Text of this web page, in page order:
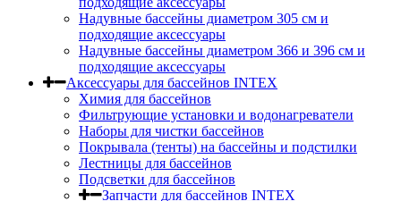
Надувные бассейны диаметром 305 см и
подходящие аксессуары
Надувные бассейны диаметром 366 и 396 см и
подходящие аксессуары
Аксессуары для бассейнов INTEX
Химия для бассейнов
Фильтрующие установки и водонагреватели
Наборы для чистки бассейнов
Покрывала (тенты) на бассейны и подстилки
Лестницы для бассейнов
Подсветки для бассейнов
Запчасти для бассейнов INTEX